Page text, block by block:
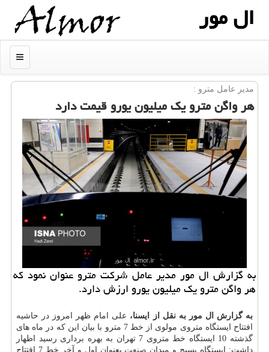
ال مور
منو
مدیر عامل مترو :
هر واگن مترو یك میلیون یورو قیمت دارد
به گزارش ال مور مدیر عامل شركت مترو عنوان نمود كه
هر واگن مترو یك میلیون یورو ارزش دارد.
به گزارش ال مور به نقل از ایسنا، علی امام ظهر امروز در حاشیه
افتتاح ایستگاه متروی مولوی از خط 7 مترو با بیان این كه در ماه های
گذشته 10 ایستگاه خط متروی 7 تهران به بهره برداری رسید اظهار
داشت: ایستگاه بسیج و میدان صنعت
بعنوان اول و آخر خط 7 افتتاح